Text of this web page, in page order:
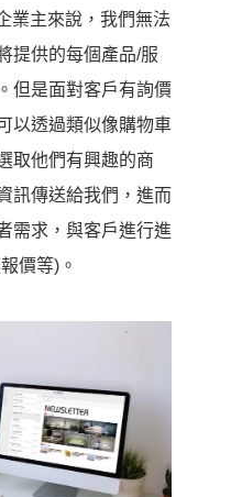
業主來說，我們無法
提供的每個產品/服
但是面對客戶有詢價
以透過類似像購物車
取他們有興趣的商
訊傳送給我們，進而
需求，與客戶進行進
價等)。